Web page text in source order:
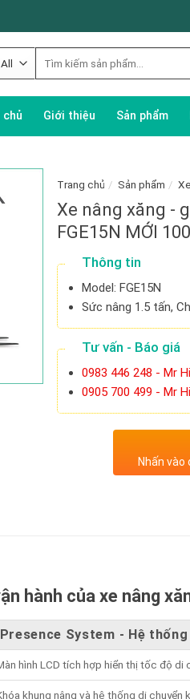
chủ Giới thiệu Sản phẩm
Trang chủ / Sản phẩm /
Xe nâng xăng -
FGE15N MỚI
Thông tin
Model: FGE15N
Sức nâng 1.5 tấn,
Tư vấn - Báo giá
0983 446 248 - Mr
0905 700 499 - Mr
Nhấn
hành của xe nâng
System - Hệ
hình LCD tích hợp hiển thị tốc độ
khung nâng và hệ thống di chuyển